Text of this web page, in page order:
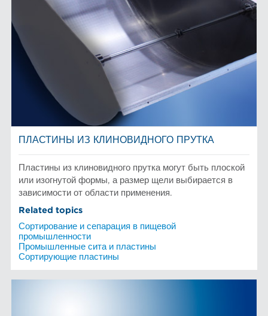
ПЛАСТИНЫ ИЗ КЛИНОВИДНОГО ПРУТКА
Пластины из клиновидного прутка могут быть плоской
или изогнутой формы, а размер щели выбирается в
зависимости от области применения.
Related topics
Сортирование и сепарация в пищевой
промышленности
Промышленные сита и пластины
Сортирующие пластины